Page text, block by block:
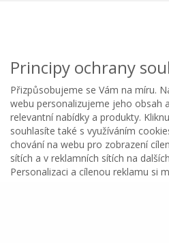
Ochrana osobních údajů
Poučení o právu na odstoupení od
Reklamační řád
Reklamační protokol ke stažení
Velikostní tabulka
Nastavení soukromí
Odstoupení od smlouvy
Copyright © BONNO
Kategorie Oblíbené
Principy ochrany
Přizpůsobujeme se Vám na míru.
webu personalizujeme jeho obsah
relevantní nabídky a produkty.
souhlasíte také s využíváním
chování na webu pro zobrazení
sítích a v reklamních sítích na
Personalizaci a cílenou reklamu si